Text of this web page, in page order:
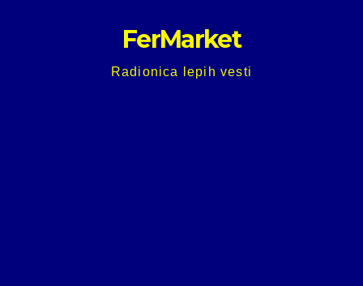
FerMarket
Radionica lepih vesti